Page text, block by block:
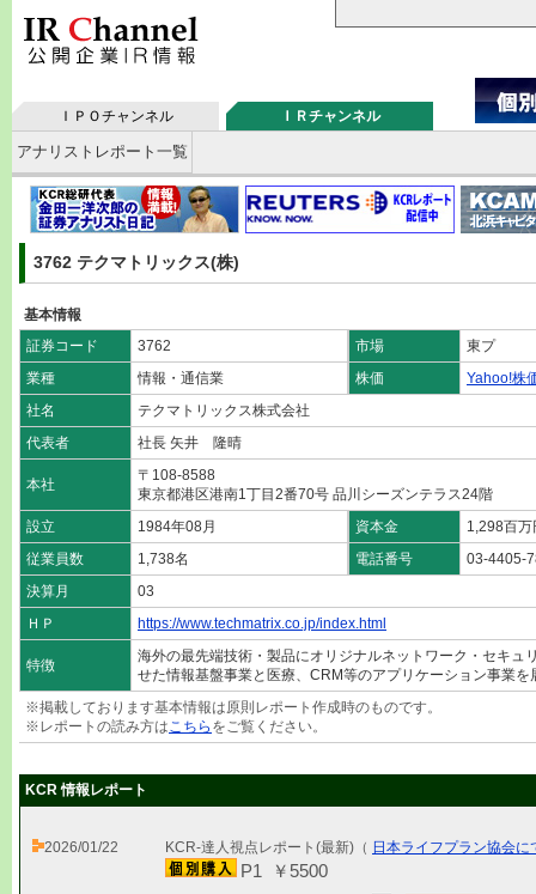
ＩＰＯチャンネル ＩＲチャンネル
アナリストレポート一覧
3762 テクマトリックス(株)
基本情報
証券コード
3762 市場
東プ
業種
情報・通信業 株価
Yahoo!株
社名
テクマトリックス株式会社
代表者
社長 矢井 隆晴
本社
〒108-8588
東京都港区港南1丁目2番70号 品川シーズンテラス24階
設立
1984年08月 資本金
1,298百
従業員数
1,738名 電話番号
03-4405-
決算月
03
ＨＰ
https://www.techmatrix.co.jp/index.html
特徴
海外の最先端技術・製品にオリジナルネットワーク・セキュ
せた情報基盤事業と医療、CRM等のアプリケーション事業
※掲載しております基本情報は原則レポート作成時のものです。
※レポートの読み方はこちら をご覧ください。
KCR 情報レポート
2026/01/22 KCR-達人視点レポート(最新)（ 日本ライフプラン協会に
P1 ￥5500